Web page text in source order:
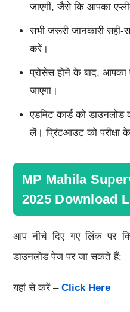
जाएगी, जैसे कि आपका
सभी जरूरी जानकारी
करें।
प्रोसेस होने के बाद, आपका
जाएगा।
एडमिट कार्ड को
लें। प्रिंटआउट को
MP Mahila
2025 Download
आप नीचे दिए गए लिंक पर
डाउनलोड पेज पर जा सकते हैं:
यहां से करें – Click Here